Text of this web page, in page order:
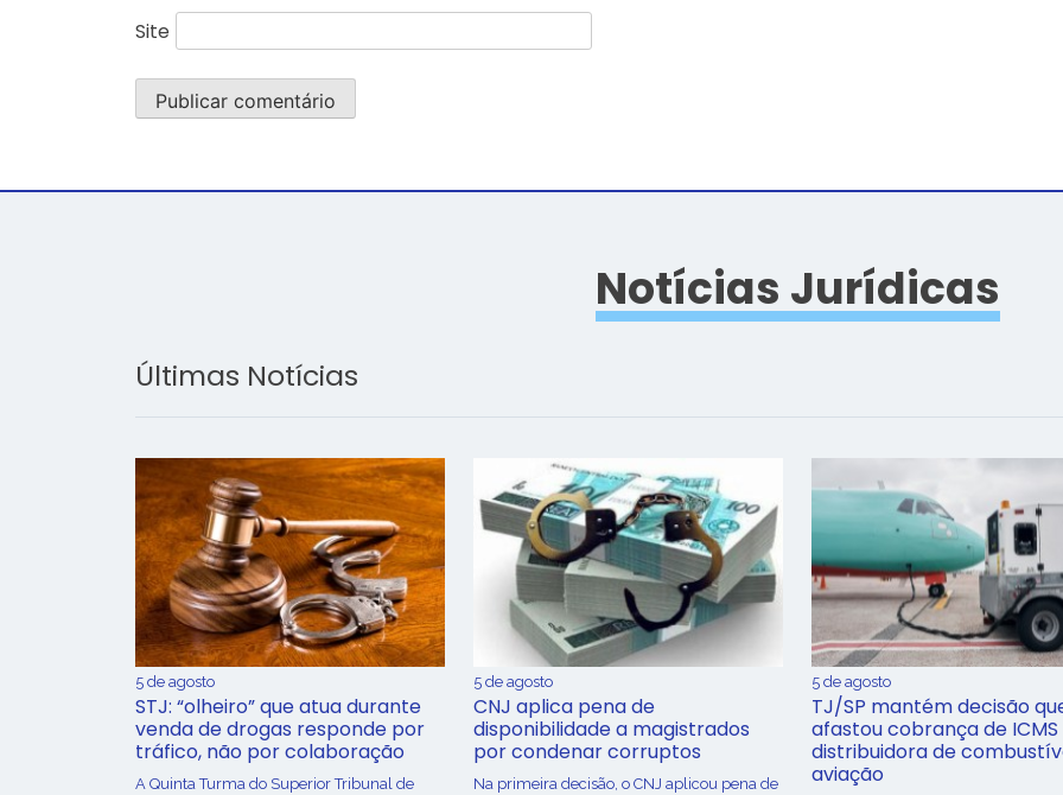
Site
Notícias Jurídicas
Últimas Notícias
5 de agosto
STJ: “olheiro” que atua durante
venda de drogas responde por
tráfico, não por colaboração
A Quinta Turma do Superior Tribunal de
5 de agosto
CNJ aplica pena de
disponibilidade a magistrados
por condenar corruptos
Na primeira decisão, o CNJ aplicou pena de
5 de agosto
TJ/SP mantém decisão
afastou cobrança de ICMS
distribuidora de
aviação